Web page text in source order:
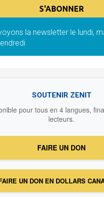
la newsletter le lundi,
SOUTENIR ZENIT
pour tous en 4 langues,
lecteurs.
FAIRE UN DON
UN DON EN DOLLARS